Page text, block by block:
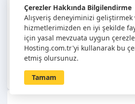
Linux
Linux tabanlı
Çerezler Hakkında Bilgilendirme
Alışveriş deneyiminizi geliştirmek
hizmetlerimizden en iyi şekilde
için yasal mevzuata uygun
Hosting.com.tr'yi kullanarak bu
etmiş olursunuz.
Tamam